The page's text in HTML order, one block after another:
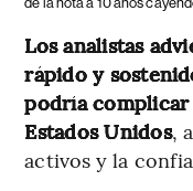
Los analistas
rápido y
podría
Estados Unidos,
activos y la